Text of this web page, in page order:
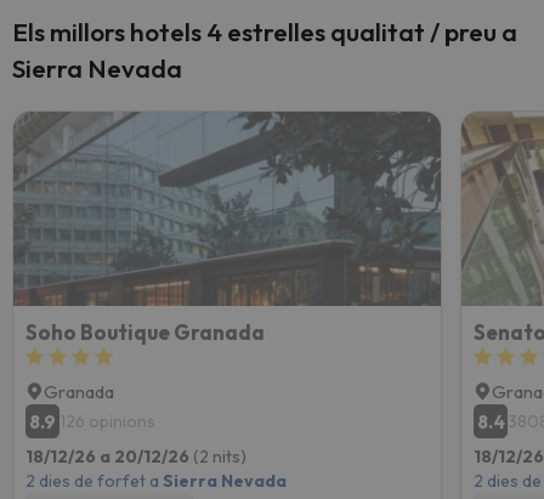
Els millors hotels 4 estrelles qualitat / preu a
Sierra Nevada
Soho Boutique Granada
Granada
8.9 126 opinions
18/12/26 a 20/12/26 (2 nits)
2 dies de forfet a Sierra Nevada
8.4
18/12/
2 dies